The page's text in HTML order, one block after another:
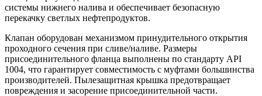
системы нижнего налива и обеспечивает безопасную
перекачку светлых нефтепродуктов.
Клапан оборудован механизмом принудительного открытия
проходного сечения при сливе/наливе. Размеры
присоединительного фланца выполнены по стандарту API
1004, что гарантирует совместимость с муфтами большинства
производителей. Пылезащитная крышка предотвращает
повреждения и засорение присоединительной части.